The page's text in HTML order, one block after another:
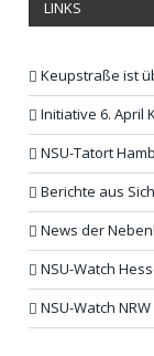
LINKS
Keupstraße ist
Initiative 6. April
NSU-Tatort
Berichte aus
News der
NSU-Watch
NSU-Watch NRW